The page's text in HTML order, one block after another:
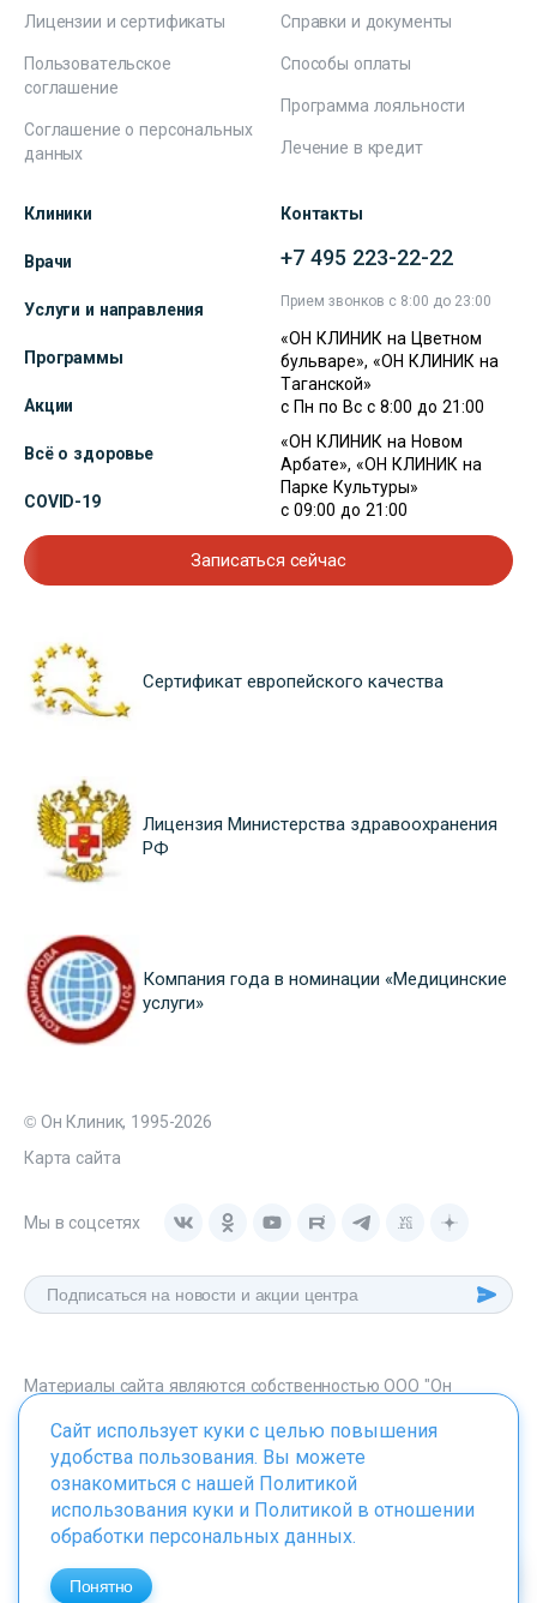
Лицензии и сертификаты
Пользовательское
соглашение
Соглашение о персональных
данных
Справки и документы
Способы оплаты
Программа лояльности
Лечение в кредит
Клиники
Врачи
Услуги и направления
Программы
Акции
Всё о здоровье
COVID-19
Контакты
+7 495 223-22-22
Прием звонков с 8:00 до 23:00
«ОН КЛИНИК на Цветном
бульваре», «ОН КЛИНИК на
Таганской»
с Пн по Вс с 8:00 до 21:00
«ОН КЛИНИК на Новом
Арбате», «ОН КЛИНИК на
Парке Культуры»
с 09:00 до 21:00
Записаться сейчас
Сертификат европейского качества
Лицензия Министерства здравоохранения
РФ
Компания года в номинации «Медицинские
услуги»
© Он Клиник, 1995-2026
Карта сайта
Мы в соцсетях
Материалы сайта являются собственностью ООО "Он
onclinic.ru запрещено в соответствии со статьей 1259 ГК. РФ.
ИМЕЮТСЯ ПРОТИВОПОКАЗАНИЯ. НЕОБХОДИМО
ПРОКОНСУЛЬТИРОВАТЬСЯ СО СПЕЦИАЛИСТОМ
Сайт использует куки с целью повышения
удобства пользования. Вы можете
ознакомиться с нашей Политикой
использования куки и Политикой в отношении
обработки персональных данных.
Понятно